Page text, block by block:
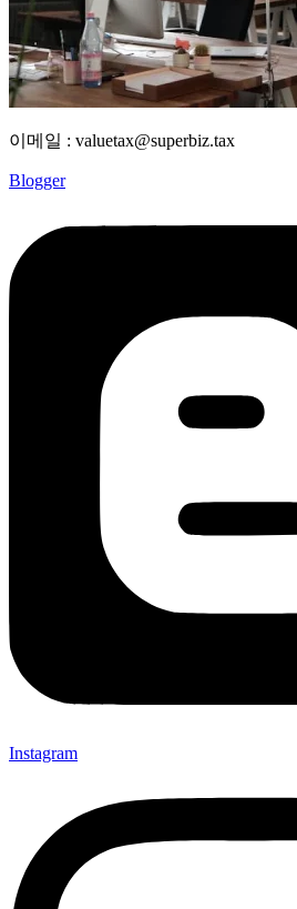
이메일 : valuetax@superbiz.tax
Blogger
Instagram